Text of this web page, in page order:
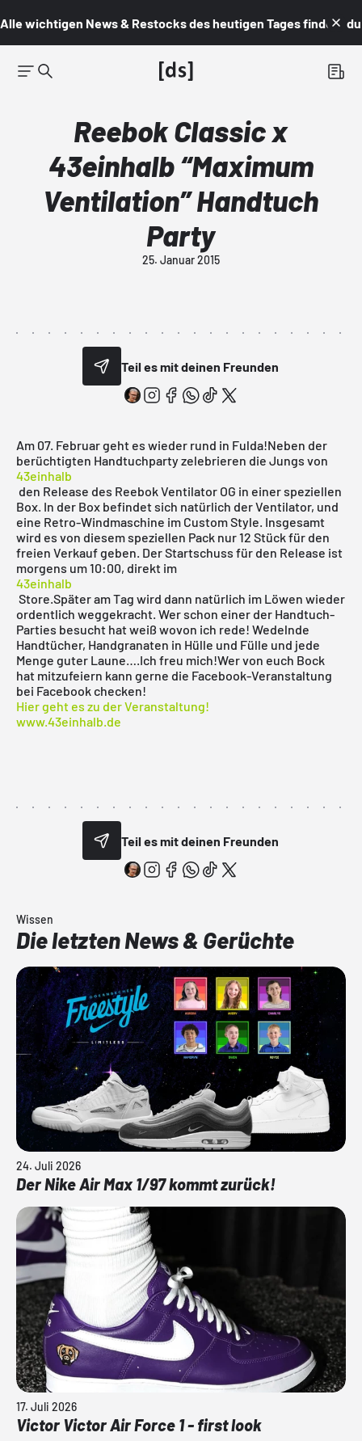
Alle wichtigen News & Restocks des heutigen Tages findest du
Reebok Classic x
43einhalb “Maximum
Ventilation” Handtuch
Party
25. Januar 2015
Teil es mit deinen Freunden
Am 07. Februar geht es wieder rund in Fulda!Neben der
berüchtigten Handtuchparty zelebrieren die Jungs von
43einhalb
den Release des Reebok Ventilator OG in einer speziellen
Box. In der Box befindet sich natürlich der Ventilator, und
eine Retro-Windmaschine im Custom Style. Insgesamt
wird es von diesem speziellen Pack nur 12 Stück für den
freien Verkauf geben. Der Startschuss für den Release ist
morgens um 10:00, direkt im
43einhalb
Store.Später am Tag wird dann natürlich im Löwen wieder
ordentlich weggekracht. Wer schon einer der Handtuch-
Parties besucht hat weiß wovon ich rede! Wedelnde
Handtücher, Handgranaten in Hülle und Fülle und jede
Menge guter Laune….Ich freu mich!Wer von euch Bock
hat mitzufeiern kann gerne die Facebook-Veranstaltung
bei Facebook checken!
Hier geht es zu der Veranstaltung!
www.43einhalb.de
Teil es mit deinen Freunden
Wissen
Die letzten News & Gerüchte
24. Juli 2026
Der Nike Air Max 1/97 kommt zurück!
17. Juli 2026
Victor Victor Air Force 1 - first look